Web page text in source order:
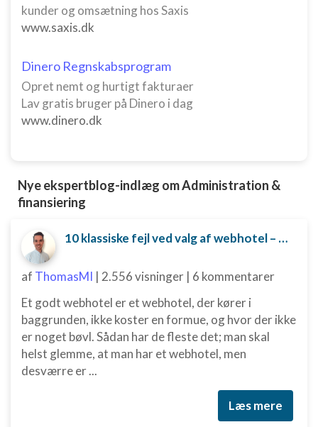
kunder og omsætning hos Saxis
www.saxis.dk
Dinero Regnskabsprogram
Opret nemt og hurtigt fakturaer
Lav gratis bruger på Dinero i dag
www.dinero.dk
Nye ekspertblog-indlæg om Administration &
finansiering
10 klassiske fejl ved valg af webhotel – og hvordan du undgår dem
af ThomasMI | 2.556 visninger | 6 kommentarer
Et godt webhotel er et webhotel, der kører i
baggrunden, ikke koster en formue, og hvor der ikke
er noget bøvl. Sådan har de fleste det; man skal
helst glemme, at man har et webhotel, men
desværre er ...
Læs mere
Funktionel